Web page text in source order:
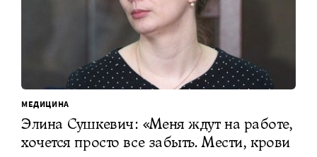
МЕДИЦИНА
Элина Сушкевич: «Меня ждут на работе,
хочется просто все забыть. Мести, крови